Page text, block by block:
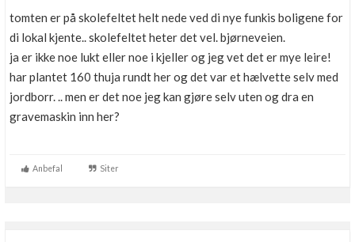
tomten er på skolefeltet helt nede ved di nye funkis boligene for
di lokal kjente.. skolefeltet heter det vel. bjørneveien.
ja er ikke noe lukt eller noe i kjeller og jeg vet det er mye leire!
har plantet 160 thuja rundt her og det var et hælvette selv med
jordborr. .. men er det noe jeg kan gjøre selv uten og dra en
gravemaskin inn her?
Anbefal Siter